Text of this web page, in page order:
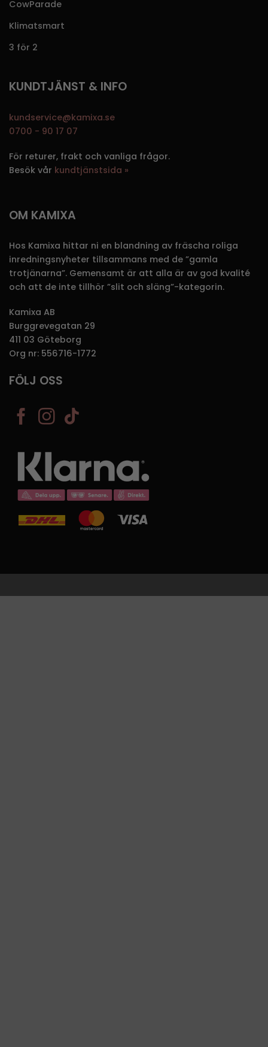
CowParade
Klimatsmart
3 för 2
KUNDTJÄNST & INFO
kundservice@kamixa.se
0700 - 90 17 07
För returer, frakt och vanliga frågor.
Besök vår kundtjänstsida »
OM KAMIXA
Hos Kamixa hittar ni en blandning av fräscha roliga
inredningsnyheter tillsammans med de ”gamla
trotjänarna”. Gemensamt är att alla är av god kvalité
och att de inte tillhör ”slit och släng”-kategorin.
Kamixa AB
Burggrevegatan 29
411 03 Göteborg
Org nr: 556716-1772
FÖLJ OSS